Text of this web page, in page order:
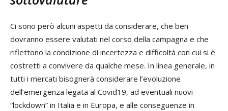
Ci sono però alcuni aspetti da considerare, che ben
dovranno essere valutati nel corso della campagna e che
riflettono la condizione di incertezza e difficoltà con cui si è
costretti a convivere da qualche mese. In linea generale, in
tutti i mercati bisognerà considerare l’evoluzione
dell’emergenza legata al Covid19, ad eventuali nuovi
“lockdown” in Italia e in Europa, e alle conseguenze in